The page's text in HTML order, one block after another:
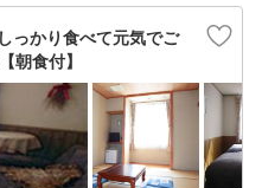
っかり食べて元気でご
朝食付】